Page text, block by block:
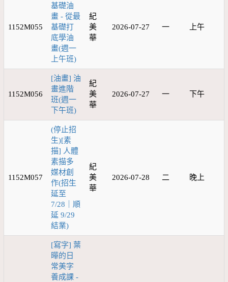
1152M055
基礎油
畫 - 從最
基礎打
底學油
畫(週一
上午班)
紀
美
華
2026-07-27 一 上午
1152M056
[油畫] 油
畫進階
班(週一
下午班)
紀
美
華
2026-07-27 一 下午
1152M057
(停止招
生)[素
描] 人體
素描多
媒材創
作(招生
延至
7/28｜順
延 9/29
結業)
紀
美
華
2026-07-28 二 晚上
[寫字] 葉
曄的日
常美字
養成課 -